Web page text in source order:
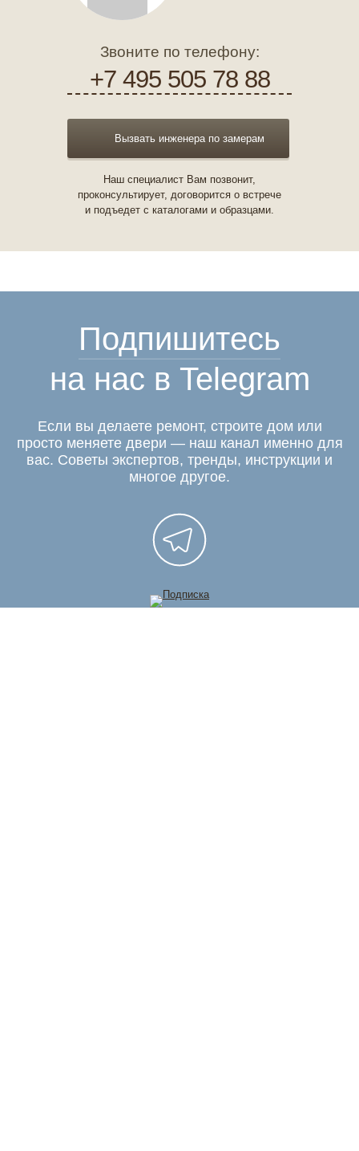
Звоните по телефону:
+7 495 505 78 88
Вызвать инженера по замерам
Наш специалист Вам позвонит,
проконсультирует, договорится о встрече
и подъедет с каталогами и образцами.
Подпишитесь
на нас в Telegram
Если вы делаете ремонт, строите дом или
просто меняете двери — наш канал именно для
вас. Советы экспертов, тренды, инструкции и
многое другое.